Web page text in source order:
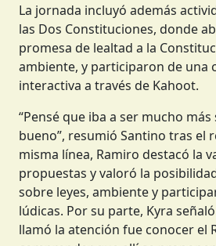
La jornada incluyó además
las Dos Constituciones, donde
promesa de lealtad a la
ambiente, y participaron de una
interactiva a través de Kahoot.
“Pensé que iba a ser mucho
bueno”, resumió Santino tras el
misma línea, Ramiro destacó la
propuestas y valoró la
sobre leyes, ambiente y
lúdicas. Por su parte, Kyra
llamó la atención fue conocer el